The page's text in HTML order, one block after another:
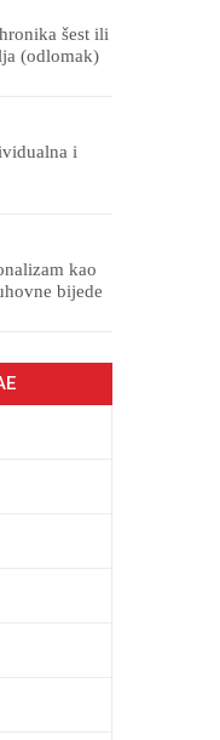
šest ili
(odlomak)
i
kao
bijede